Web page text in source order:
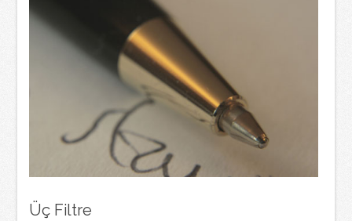
Üç Filtre